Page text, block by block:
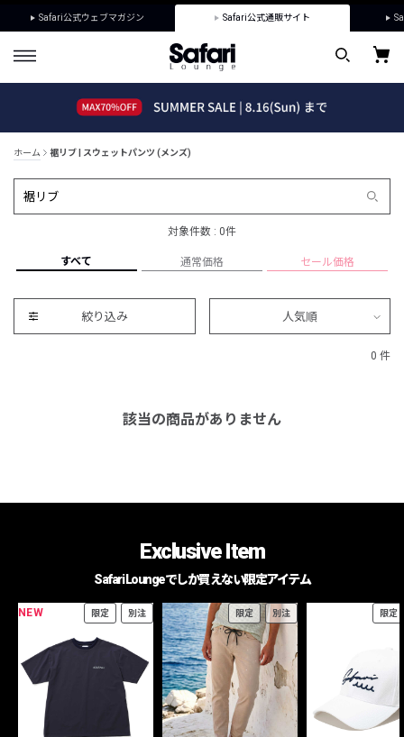
Safari公式ウェブマガジン Safari公式通販サイト
ホーム 裾リブ | スウェットパンツ (メンズ)
対象件数 : 0件
すべて 通常価格 セール価格
絞り込み 人気順
0 件
該当の商品がありません
Exclusive Item
Safari Loungeでしか買えない限定アイテム
NEW 限定 別注 限定 別注 限定